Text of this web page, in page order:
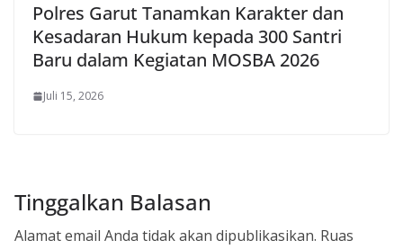
Polres Garut Tanamkan Karakter dan
Kesadaran Hukum kepada 300 Santri
Baru dalam Kegiatan MOSBA 2026
Juli 15, 2026
Tinggalkan Balasan
Alamat email Anda tidak akan dipublikasikan. Ruas